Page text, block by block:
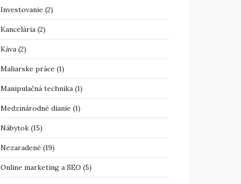
Investovanie (2)
Kancelária(2)
Káva(2)
Maliarske práce (1)
Manipulačná technika(1)
Medzinárodné dianie (1)
Nábytok(15)
Nezaradené (19)
Online marketing a SEO (5)